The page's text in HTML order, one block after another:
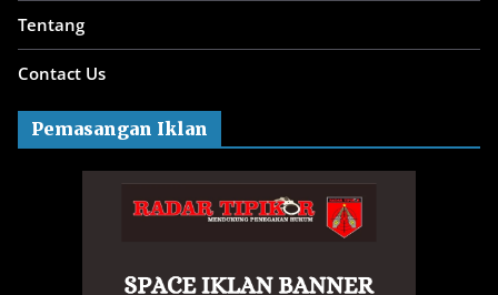
Tentang
Contact Us
Pemasangan Iklan